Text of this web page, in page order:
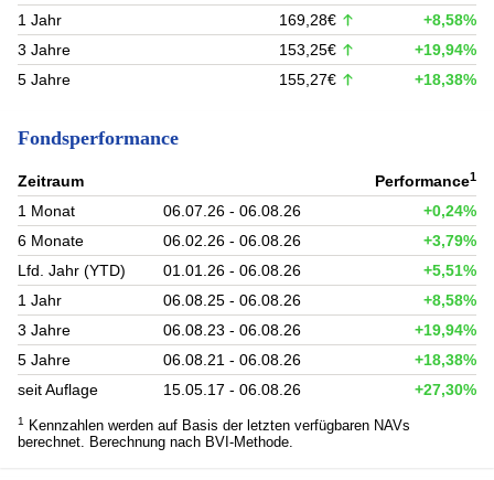
1 Jahr
169,28€
+8,58%
3 Jahre
153,25€
+19,94%
5 Jahre
155,27€ +18,38%
Fondsperformance
Zeitraum Performance1
1 Monat 06.07.26 - 06.08.26
+0,24%
6 Monate
06.02.26 - 06.08.26
+3,79%
Lfd. Jahr (YTD)
01.01.26 - 06.08.26
+5,51%
1 Jahr
06.08.25 - 06.08.26
+8,58%
3 Jahre
06.08.23 - 06.08.26
+19,94%
5 Jahre
06.08.21 - 06.08.26
+18,38%
seit Auflage
15.05.17 - 06.08.26 +27,30%
1
Kennzahlen werden auf Basis der letzten verfügbaren NAVs
berechnet. Berechnung nach BVI-Methode.